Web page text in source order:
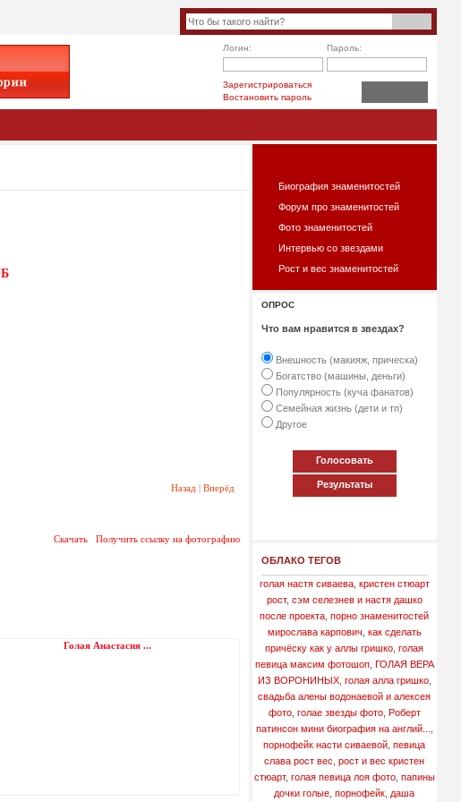
Логин: Пароль:
Зарегистрироваться
Востановить пароль
Б
Назад | Вперёд
Скачать Получить ссылку на фотографию
Голая Анастасия ...
Биография знаменитостей
Форум про знаменитостей
Фото знаменитостей
Интервью со звездами
Рост и вес знаменитостей
ОПРОС
Что вам нравится в звездах?
Внешность (макияж, прическа)
Богатство (машины, деньги)
Популярность (куча фанатов)
Семейная жизнь (дети и тп)
Другое
Голосовать
Результаты
ОБЛАКО ТЕГОВ
голая настя сиваева, кристен стюарт
рост, сэм селезнев и настя дашко
после проекта ,порно знаменитостей
мирослава карпович как сделать
причёску как у аллы гришко ,голая
певица максим фотошоп, ГОЛАЯ ВЕРА
ИЗ ВОРОНИНЫХ, голая алла гришко,
свадьба алены водонаевой и алексея
фото, голае звезды фото, Роберт
патинсон мини биография на англий...
порнофейк насти сиваевой ,певица
слава рост вес ,рост и вес кристен
стюарт, голая певица лоя фото, папины
дочки голые ,порнофейк даша